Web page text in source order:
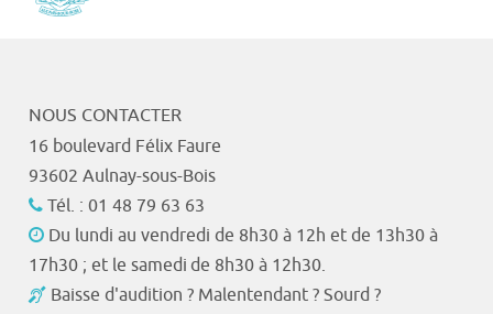
NOUS CONTACTER
16 boulevard Félix Faure
93602 Aulnay-sous-Bois
Tél. : 01 48 79 63 63
Du lundi au vendredi de 8h30 à 12h et de 13h30 à
17h30 ; et le samedi de 8h30 à 12h30.
Baisse d'audition ? Malentendant ? Sourd ?